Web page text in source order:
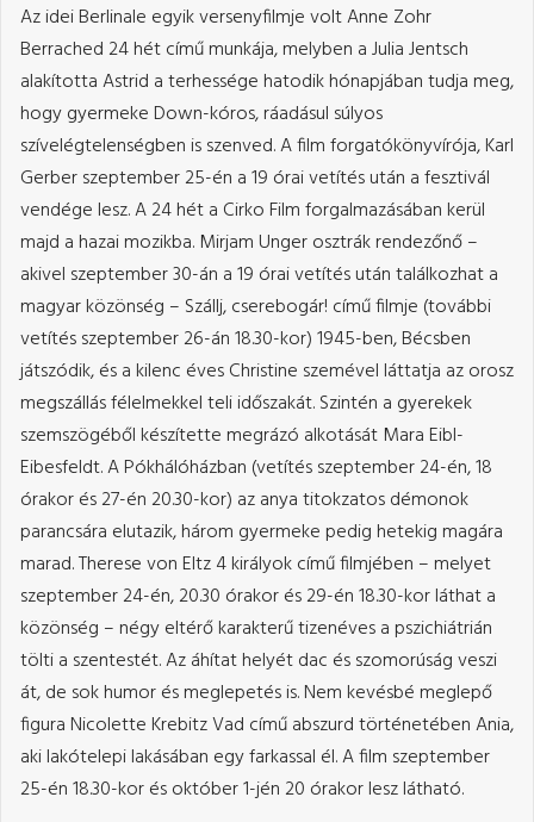
Az idei Berlinale egyik versenyfilmje volt Anne Zohr
Berrached 24 hét című munkája, melyben a Julia Jentsch
alakította Astrid a terhessége hatodik hónapjában tudja meg,
hogy gyermeke Down-kóros, ráadásul súlyos
szívelégtelenségben is szenved. A film forgatókönyvírója, Karl
Gerber szeptember 25-én a 19 órai vetítés után a fesztivál
vendége lesz. A 24 hét a Cirko Film forgalmazásában kerül
majd a hazai mozikba. Mirjam Unger osztrák rendezőnő –
akivel szeptember 30-án a 19 órai vetítés után találkozhat a
magyar közönség – Szállj, cserebogár! című filmje (további
vetítés szeptember 26-án 18.30-kor) 1945-ben, Bécsben
játszódik, és a kilenc éves Christine szemével láttatja az orosz
megszállás félelmekkel teli időszakát. Szintén a gyerekek
szemszögéből készítette megrázó alkotását Mara Eibl-
Eibesfeldt. A Pókhálóházban (vetítés szeptember 24-én, 18
órakor és 27-én 20.30-kor) az anya titokzatos démonok
parancsára elutazik, három gyermeke pedig hetekig magára
marad. Therese von Eltz 4 királyok című filmjében – melyet
szeptember 24-én, 20.30 órakor és 29-én 18.30-kor láthat a
közönség – négy eltérő karakterű tizenéves a pszichiátrián
tölti a szentestét. Az áhítat helyét dac és szomorúság veszi
át, de sok humor és meglepetés is. Nem kevésbé meglepő
figura Nicolette Krebitz Vad című abszurd történetében Ania,
aki lakótelepi lakásában egy farkassal él. A film szeptember
25-én 18.30-kor és október 1-jén 20 órakor lesz látható.